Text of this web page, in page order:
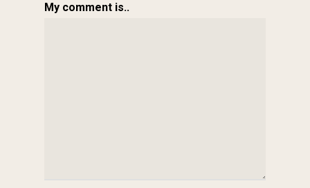
My comment is..